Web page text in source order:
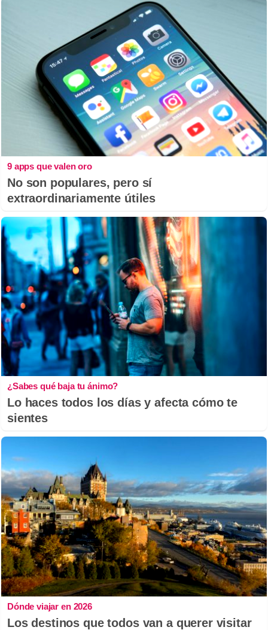
9 apps que valen oro
No son populares, pero sí
extraordinariamente útiles
¿Sabes qué baja tu ánimo?
Lo haces todos los días y afecta cómo te
sientes
Dónde viajar en 2026
Los destinos que todos van a querer visitar